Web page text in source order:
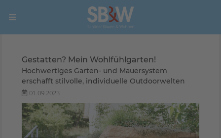
Gestatten? Mein Wohlfühlgarten!
Hochwertiges Garten- und Mauersystem
erschafft stilvolle, individuelle Outdoorwelten
01.09.2023